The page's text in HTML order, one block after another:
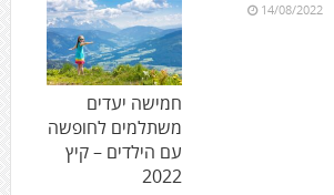
14/08/2022
חמישה יעדים
משתלמים לחופשה
עם הילדים – קיץ
2022